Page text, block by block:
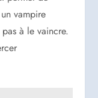
vampire
à le vaincre.